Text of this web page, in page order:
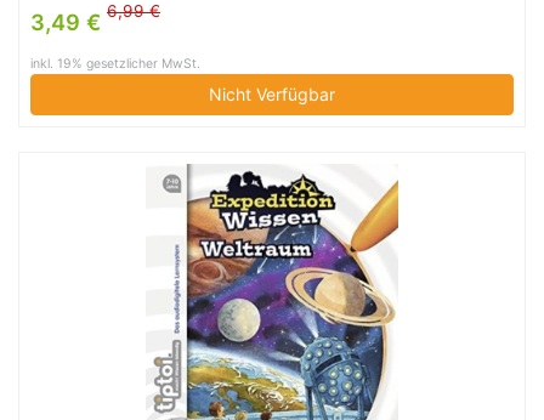
3,49 € 6,99 €
inkl. 19% gesetzlicher MwSt.
Nicht Verfügbar